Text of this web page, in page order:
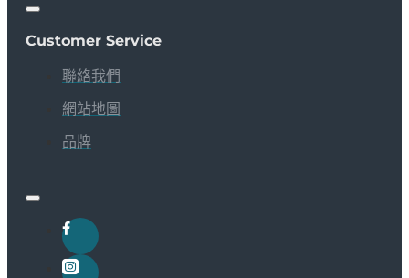
Customer Service
聯絡我們
網站地圖
品牌